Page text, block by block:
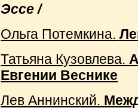
Эссе /
Ольга Потемкина.
Татьяна Кузовлева.
Евгении Веснике
Лев Аннинский.